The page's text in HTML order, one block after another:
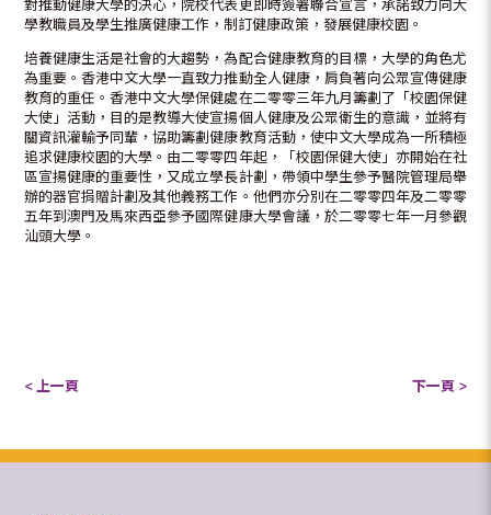
對推動健康大學的決心，院校代表更即時簽署聯合宣言，承諾致力向大
學教職員及學生推廣健康工作，制訂健康政策，發展健康校園。
培養健康生活是社會的大趨勢，為配合健康教育的目標，大學的角色尤
為重要。香港中文大學一直致力推動全人健康，肩負著向公眾宣傳健康
教育的重任。香港中文大學保健處在二零零三年九月籌劃了「校園保健
大使」活動，目的是教導大使宣揚個人健康及公眾衛生的意識，並將有
關資訊灌輸予同輩，協助籌劃健康教育活動，使中文大學成為一所積極
追求健康校園的大學。由二零零四年起，「校園保健大使」亦開始在社
區宣揚健康的重要性，又成立學長計劃，帶領中學生參予醫院管理局舉
辦的器官捐贈計劃及其他義務工作。他們亦分別在二零零四年及二零零
五年到澳門及馬來西亞參予國際健康大學會議，於二零零七年一月參觀
汕頭大學。
< 上一頁 下一頁 >